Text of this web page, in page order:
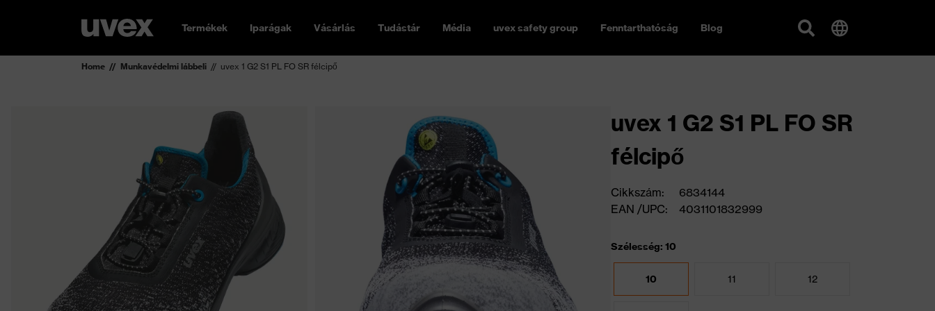
Termékek Iparágak Vásárlás Tudástár Média uvex safety group Fenntarthatóság Blog
Home Munkavédelmi lábbeli uvex 1 G2 S1 PL FO SR félcipő
uvex 1 G2 S1 PL FO SR
félcipő
Cikkszám:
6834144
EAN /UPC:
4031101832999
Szélesség: 10
10 11 12